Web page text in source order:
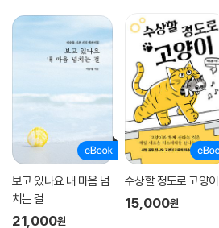
보고 있나요 내 마음 넘
치는 걸
21,000원
수상할 정도로 고양이
15,000원